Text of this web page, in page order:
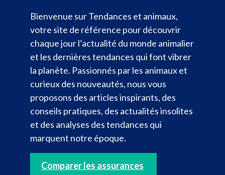
Bienvenue sur Tendances et animaux,
votre site de référence pour découvrir
chaque jour l’actualité du monde animalier
et les dernières tendances qui font vibrer
la planète. Passionnés par les animaux et
curieux des nouveautés, nous vous
proposons des articles inspirants, des
conseils pratiques, des actualités insolites
et des analyses des tendances qui
marquent notre époque.
Comparer les assurances